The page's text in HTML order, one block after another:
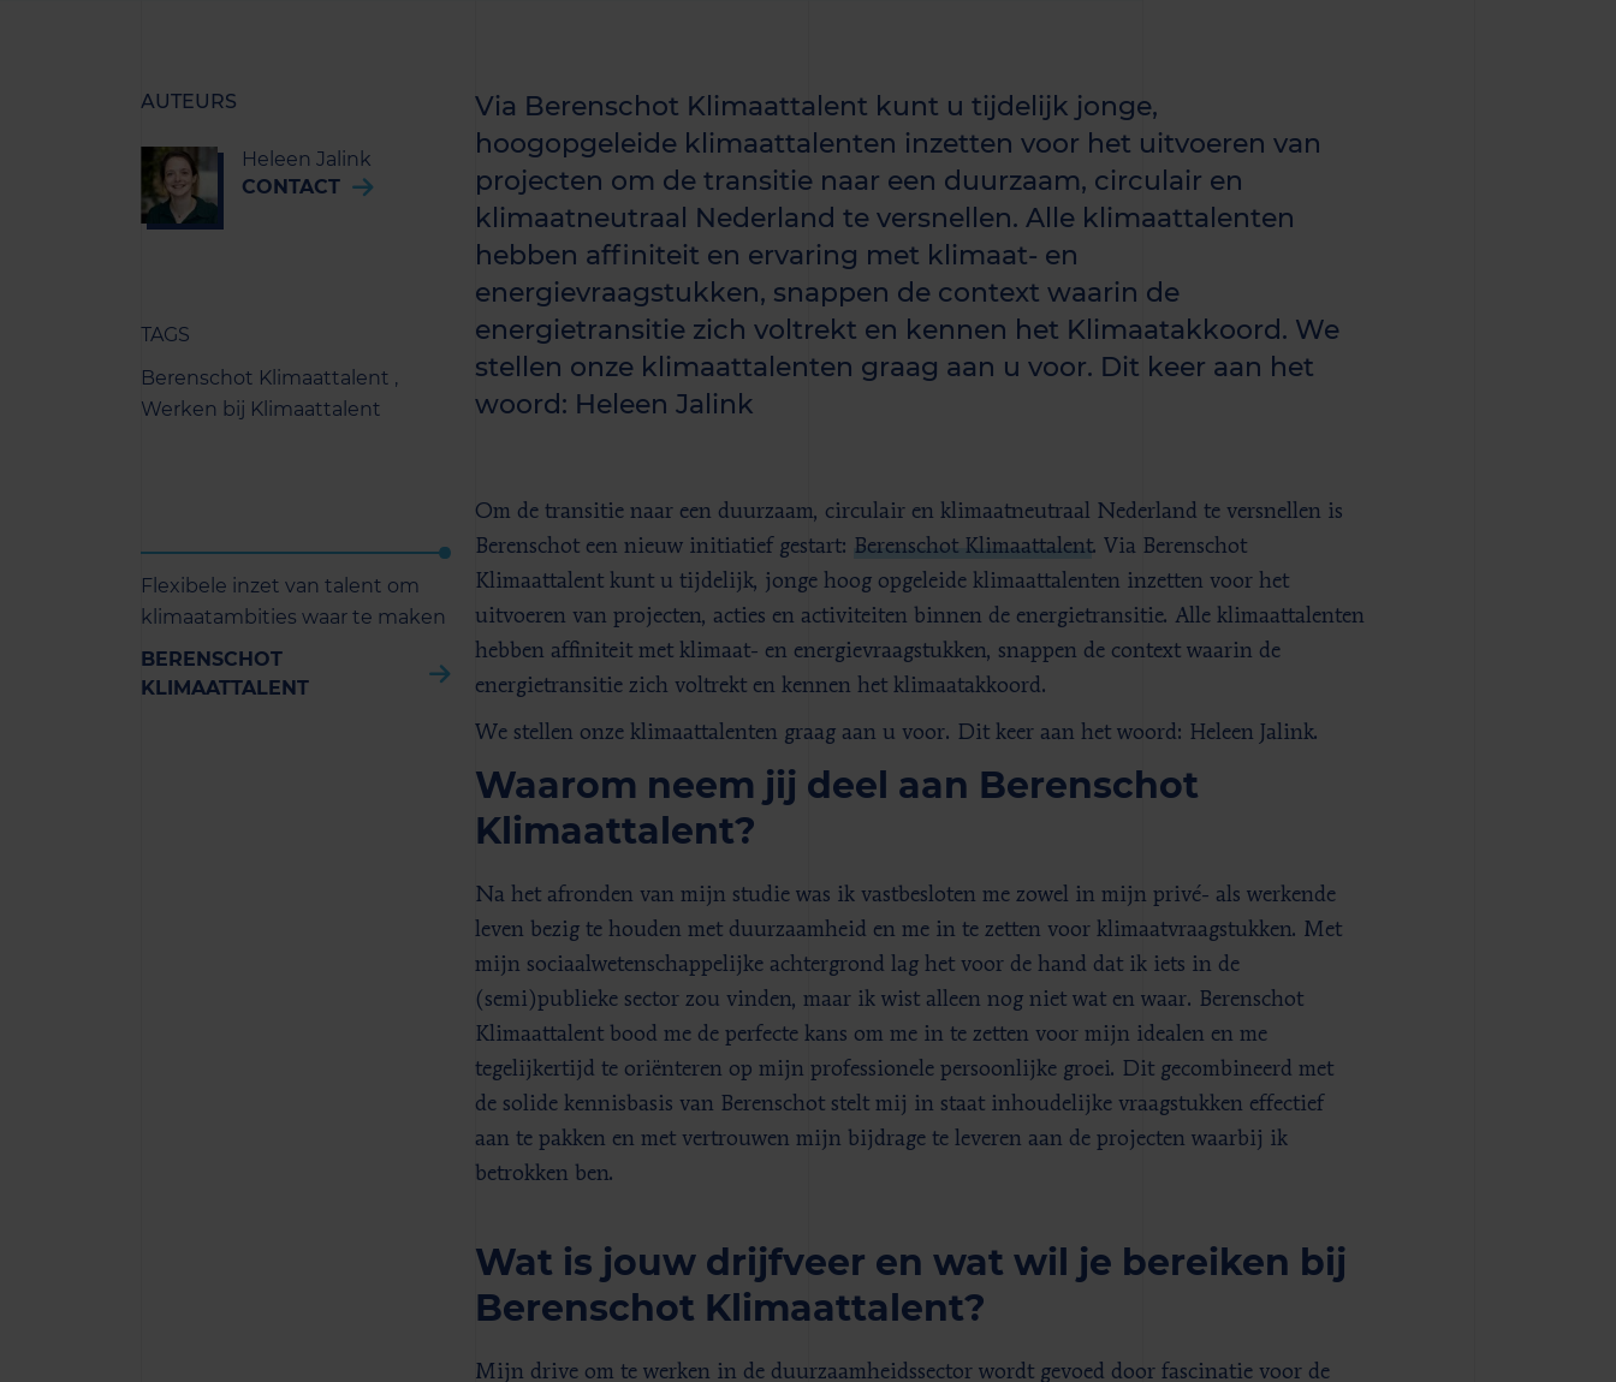
AUTEURS
Heleen Jalink
CONTACT
TAGS
Berenschot Klimaattalent ,
Werken bij Klimaattalent
Via Berenschot Klimaattalent kunt u tijdelijk jonge,
hoogopgeleide klimaattalenten inzetten voor het uitvoeren van
projecten om de transitie naar een duurzaam, circulair en
klimaatneutraal Nederland te versnellen. Alle klimaattalenten
hebben affiniteit en ervaring met klimaat- en
energievraagstukken, snappen de context waarin de
energietransitie zich voltrekt en kennen het Klimaatakkoord. We
stellen onze klimaattalenten graag aan u voor. Dit keer aan het
woord: Heleen Jalink
Flexibele inzet van talent om
klimaatambities waar te maken
BERENSCHOT
KLIMAATTALENT
Om de transitie naar een duurzaam, circulair en klimaatneutraal Nederland te versnellen is
Berenschot een nieuw initiatief gestart: Berenschot Klimaattalent. Via Berenschot
Klimaattalent kunt u tijdelijk, jonge hoog opgeleide klimaattalenten inzetten voor het
uitvoeren van projecten, acties en activiteiten binnen de energietransitie. Alle klimaattalenten
hebben affiniteit met klimaat- en energievraagstukken, snappen de context waarin de
energietransitie zich voltrekt en kennen het klimaatakkoord.
We stellen onze klimaattalenten graag aan u voor. Dit keer aan het woord: Heleen Jalink.
Waarom neem jij deel aan Berenschot
Klimaattalent?
Na het afronden van mijn studie was ik vastbesloten me zowel in mijn privé- als werkende
leven bezig te houden met duurzaamheid en me in te zetten voor klimaatvraagstukken. Met
mijn sociaalwetenschappelijke achtergrond lag het voor de hand dat ik iets in de
(semi)publieke sector zou vinden, maar ik wist alleen nog niet wat en waar. Berenschot
Klimaattalent bood me de perfecte kans om me in te zetten voor mijn idealen en me
tegelijkertijd te oriënteren op mijn professionele persoonlijke groei. Dit gecombineerd met
de solide kennisbasis van Berenschot stelt mij in staat inhoudelijke vraagstukken effectief
aan te pakken en met vertrouwen mijn bijdrage te leveren aan de projecten waarbij ik
betrokken ben.
Wat is jouw drijfveer en wat wil je bereiken bij
Berenschot Klimaattalent?
Mijn drive om te werken in de duurzaamheidssector wordt gevoed door fascinatie voor de